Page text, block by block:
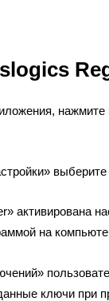
активирована
на
ключи при